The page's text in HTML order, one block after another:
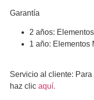
Garantía
2 años:
1 año: Elementos
Servicio al cliente:
haz clic aquí.